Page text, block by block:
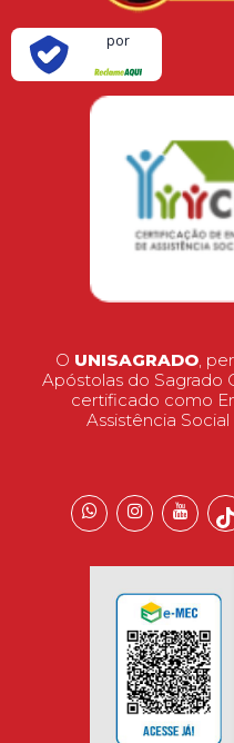
por
O UNISAGRADO,
Apóstolas do Sagrado
certificado como
Assistência